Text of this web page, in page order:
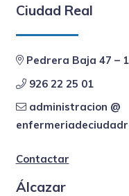
Ciudad Real
Pedrera Baja 47 –
926 22 25 01
administracion @
Contactar
Álcazar